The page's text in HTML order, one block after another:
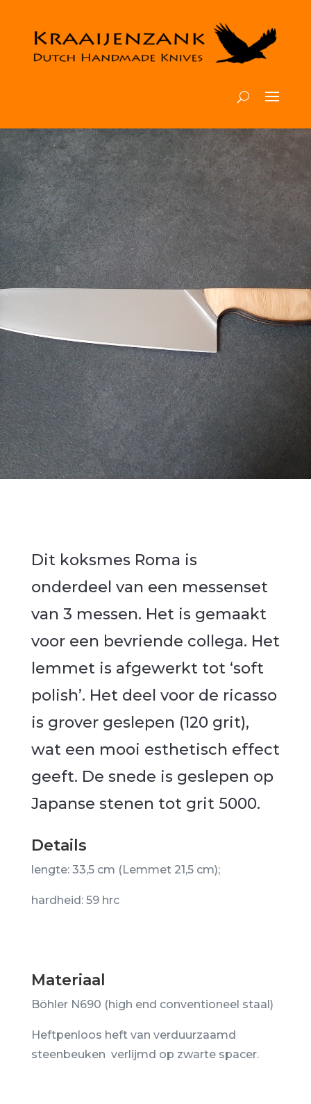
Dit koksmes Roma is
onderdeel van een messenset
van 3 messen. Het is gemaakt
voor een bevriende collega. Het
lemmet is afgewerkt tot ‘soft
polish’. Het deel voor de ricasso
is grover geslepen (120 grit),
wat een mooi esthetisch effect
geeft. De snede is geslepen op
Japanse stenen tot grit 5000.
Details
lengte: 33,5 cm (Lemmet 21,5 cm);
hardheid: 59 hrc
Materiaal
Böhler N690 (high end conventioneel staal)
Heftpenloos heft van verduurzaamd
steenbeuken verlijmd op zwarte spacer.